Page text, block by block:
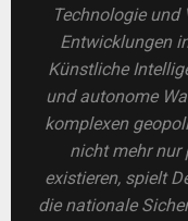
Technologie
Entwicklungen
Künstliche
und autonome
komplexen
nicht mehr nur
existieren, spielt
die nationale